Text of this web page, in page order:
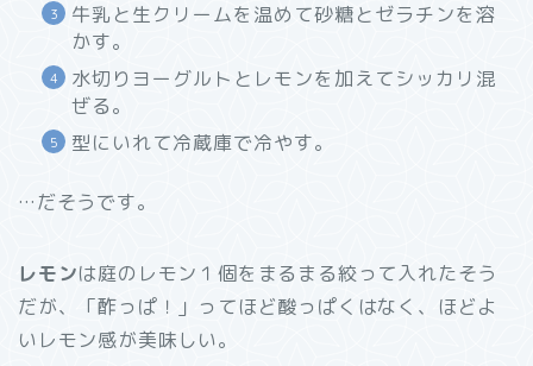
牛乳と生クリームを温めて砂糖とゼラチンを溶
かす。
水切りヨーグルトとレモンを加えてシッカリ混
ぜる。
型にいれて冷蔵庫で冷やす。
…だそうです。
レモンは庭のレモン１個をまるまる絞って入れたそう
だが、「酢っぱ！」ってほど酸っぱくはなく、ほどよ
いレモン感が美味しい。